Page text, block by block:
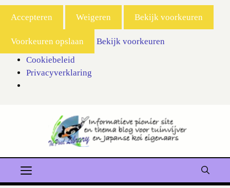
Accepteren Weigeren Bekijk voorkeuren
Voorkeuren opslaan
Bekijk voorkeuren
Cookiebeleid
Privacyverklaring